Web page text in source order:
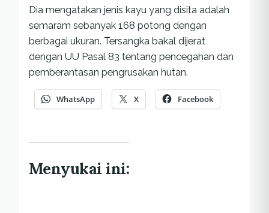
Dia mengatakan jenis kayu yang disita adalah
semaram sebanyak 168 potong dengan
berbagai ukuran. Tersangka bakal dijerat
dengan UU Pasal 83 tentang pencegahan dan
pemberantasan pengrusakan hutan.
WhatsApp X Facebook
Menyukai ini: